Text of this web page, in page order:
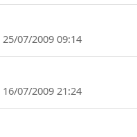
25/07/2009 09:14
16/07/2009 21:24